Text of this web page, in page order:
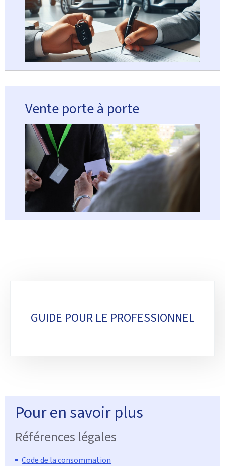
Vente porte à porte
rubriques
GUIDE POUR LE PROFESSIONNEL
Pour en savoir plus
Références légales
Code de la consommation